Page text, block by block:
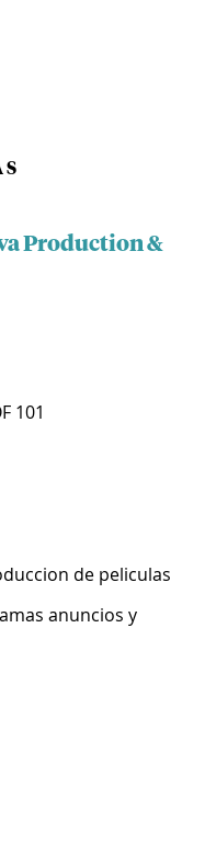
S
Production &
101
de peliculas
anuncios y